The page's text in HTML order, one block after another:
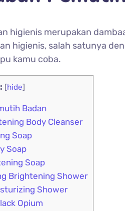
higienis merupakan
higienis, salah satunya
kamu coba.
[hide]
Badan
Body Cleanser
Soap
Soap
Soap
Brightening Shower
Shower
Opium